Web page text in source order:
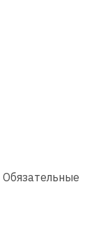
Обязательные